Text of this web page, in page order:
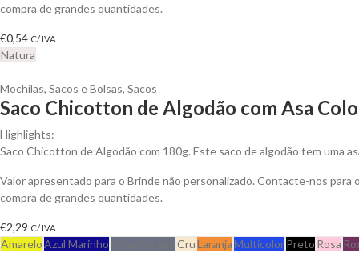
compra de grandes quantidades.
€0,54 C/ IVA
Natura
Mochilas, Sacos e Bolsas, Sacos
Saco Chicotton de Algodão com Asa
Highlights:
Saco Chicotton de Algodão com 180g. Este saco de algodão tem uma
Valor apresentado para o Brinde não personalizado. Contacte-nos para
compra de grandes quantidades.
€2,29 C/ IVA
AmareloAzul Marinho CruLaranjaMulticolorPreto Rosa